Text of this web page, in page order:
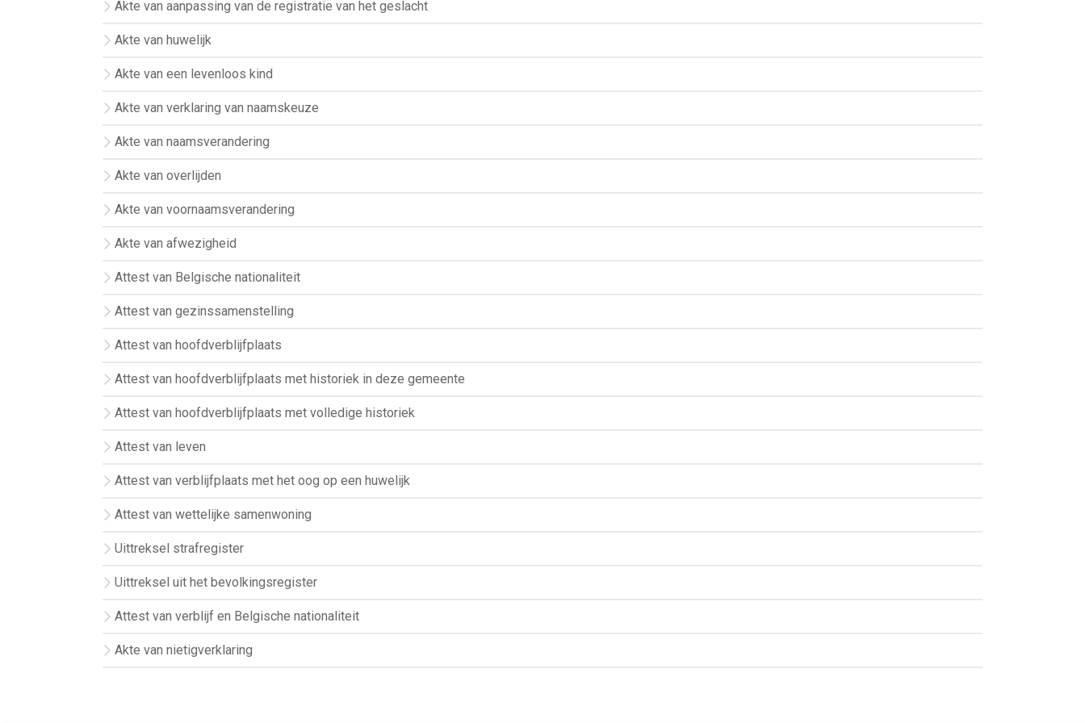
Akte van aanpassing van de registratie van het geslacht
Akte van huwelijk
Akte van een levenloos kind
Akte van verklaring van naamskeuze
Akte van naamsverandering
Akte van overlijden
Akte van voornaamsverandering
Akte van afwezigheid
Attest van Belgische nationaliteit
Attest van gezinssamenstelling
Attest van hoofdverblijfplaats
Attest van hoofdverblijfplaats met historiek in deze gemeente
Attest van hoofdverblijfplaats met volledige historiek
Attest van leven
Attest van verblijfplaats met het oog op een huwelijk
Attest van wettelijke samenwoning
Uittreksel strafregister
Uittreksel uit het bevolkingsregister
Attest van verblijf en Belgische nationaliteit
Akte van nietigverklaring